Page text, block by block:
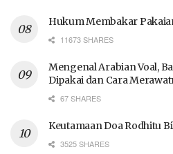
Hukum Membakar
11673 SHARES
Mengenal Arabian Voal,
Dipakai dan Cara
67 SHARES
Keutamaan Doa Rodhitu
3525 SHARES